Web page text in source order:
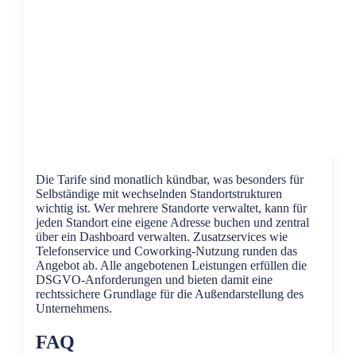
Die Tarife sind monatlich kündbar, was besonders für
Selbständige mit wechselnden Standortstrukturen
wichtig ist. Wer mehrere Standorte verwaltet, kann für
jeden Standort eine eigene Adresse buchen und zentral
über ein Dashboard verwalten. Zusatzservices wie
Telefonservice und Coworking-Nutzung runden das
Angebot ab. Alle angebotenen Leistungen erfüllen die
DSGVO-Anforderungen und bieten damit eine
rechtssichere Grundlage für die Außendarstellung des
Unternehmens.
FAQ